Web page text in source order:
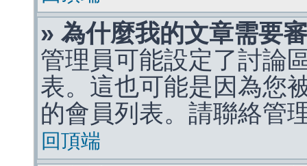
» 為什麼我的文章需要
管理員可能設定了討論
表。這也可能是因為您
的會員列表。請聯絡管
回頂端